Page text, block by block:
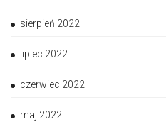
sierpień 2022
lipiec 2022
czerwiec 2022
maj 2022